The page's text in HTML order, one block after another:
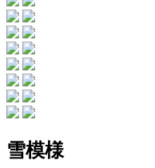
雪模様